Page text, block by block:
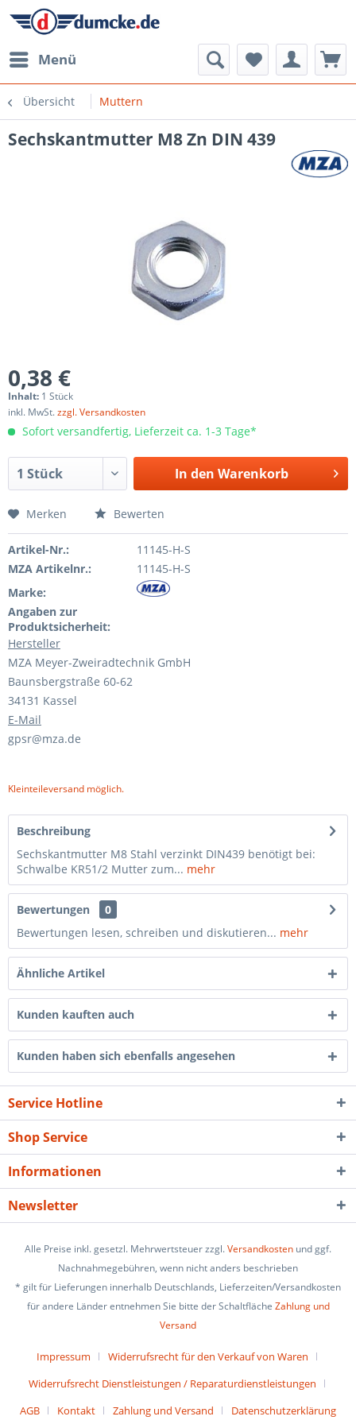
Menü
Übersicht Muttern
Sechskantmutter M8 Zn DIN 439
0,38 €
Inhalt: 1 Stück
inkl. MwSt.zzgl. Versandkosten
Sofort versandfertig, Lieferzeit ca. 1-3 Tage*
In den Warenkorb
Merken Bewerten
Artikel-Nr.:
11145-H-S
MZA Artikelnr.:
11145-H-S
Marke:
Angaben zur
Produktsicherheit:
Hersteller
MZA Meyer-Zweiradtechnik GmbH
Baunsbergstraße 60-62
34131 Kassel
E-Mail
gpsr@mza.de
Kleinteileversand möglich.
Beschreibung
Sechskantmutter M8 Stahl verzinkt DIN439 benötigt bei:
Schwalbe KR51/2 Mutter zum... mehr
Bewertungen
0
Bewertungen lesen, schreiben und diskutieren... mehr
Ähnliche Artikel
Kunden kauften auch
Kunden haben sich ebenfalls angesehen
Service Hotline
Shop Service
Informationen
Newsletter
Alle Preise inkl. gesetzl. Mehrwertsteuer zzgl.Versandkosten und ggf.
Nachnahmegebühren, wenn nicht anders beschrieben
* gilt für Lieferungen innerhalb Deutschlands, Lieferzeiten/Versandkosten
für andere Länder entnehmen Sie bitte der Schaltfläche Zahlung und
Versand
Impressum
Widerrufsrecht für den Verkauf von Waren
Widerrufsrecht Dienstleistungen / Reparaturdienstleistungen
AGB
Kontakt Zahlung und Versand Datenschutzerklärung